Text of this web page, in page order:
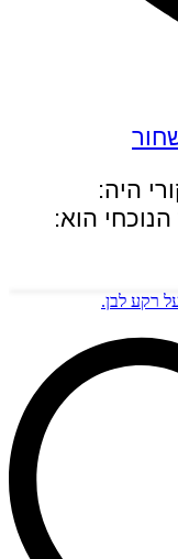
היה:
הוא: